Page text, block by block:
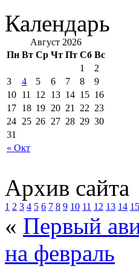
Календарь
Август 2026
Пн Вт Ср Чт Пт Сб Вс
« Окт
1
2
3
4 5 6 7 8
9
10 11 12 13 14 15 16
17 18 19 20 21 22 23
24 25 26 27 28 29 30
31
Архив сайта
1 2 3 4 5 6 7 8 9 10 11 12 13 14 15
« Первый
на февраль